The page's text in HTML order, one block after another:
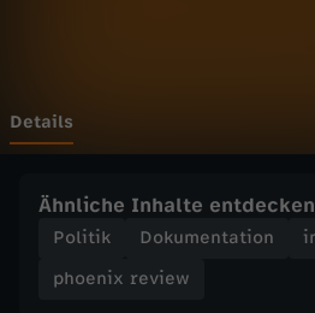
w
"
Details
Ähnliche Inhalte entdecken
Politik Dokumentation
phoenix review